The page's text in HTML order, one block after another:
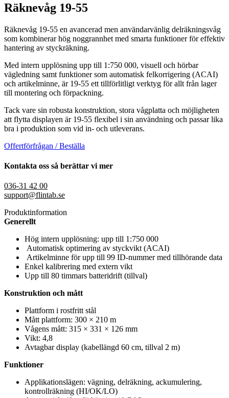
Räknevåg 19-55
Räknevåg 19-55 en avancerad men användarvänlig delräkningsvåg
som kombinerar hög noggrannhet med smarta funktioner för effektiv
hantering av styckräkning.
Med intern upplösning upp till 1:750 000, visuell och hörbar
vägledning samt funktioner som automatisk felkorrigering (ACAI)
och artikelminne, är 19-55 ett tillförlitligt verktyg för allt från lager
till montering och förpackning.
Tack vare sin robusta konstruktion, stora vågplatta och möjligheten
att flytta displayen är 19-55 flexibel i sin användning och passar lika
bra i produktion som vid in- och utleverans.
Offertförfrågan / Beställa
Kontakta oss så berättar vi mer
036-31 42 00
support@flintab.se
Produktinformation
Generellt
Hög intern upplösning: upp till 1:750 000
Automatisk optimering av styckvikt (ACAI)
Artikelminne för upp till 99 ID-nummer med tillhörande data
Enkel kalibrering med extern vikt
Upp till 80 timmars batteridrift (tillval)
Konstruktion och mått
Plattform i rostfritt stål
Mått plattform: 300 × 210 m
Vågens mått: 315 × 331 × 126 mm
Vikt: 4,8
Avtagbar display (kabellängd 60 cm, tillval 2 m)
Funktioner
Applikationslägen: vägning, delräkning, ackumulering,
kontrollräkning (HI/OK/LO)